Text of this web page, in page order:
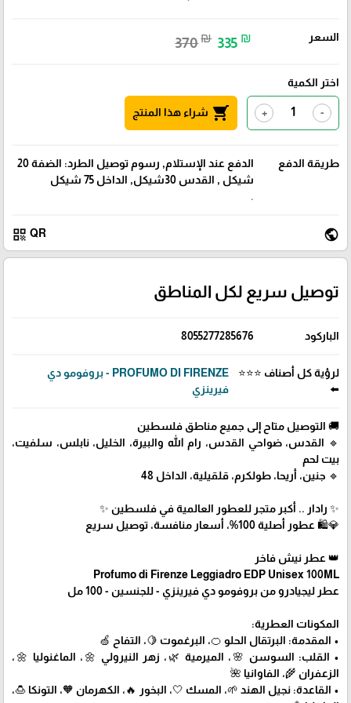
السعر 370₪ 335 ₪
اختر الكمية
-
+
shopping_cart شراء هذا المنتج
طريقة الدفع
الدفع عند الإستلام, رسوم توصيل الطرد: الضفة 20
شيكل , القدس 30شيكل, الداخل 75 شيكل
.
public
QR
qr_code
توصيل سريع لكل المناطق
الباركود 8055277285676
لرؤية كل أصناف ⭐⭐⭐
⬅️
PROFUMO DI FIRENZE - بروفومو دي
فيرينزي
🚚 التوصيل متاح إلى جميع مناطق فلسطين
🔹 القدس، ضواحي القدس، رام الله والبيرة، الخليل، نابلس، سلفيت،
بيت لحم
🔹 جنين، أريحا، طولكرم، قلقيلية، الداخل 48
✨ رادار .. أكبر متجر للعطور العالمية في فلسطين ✨
💎🛍️ عطور أصلية 100%، أسعار منافسة، توصيل سريع
👑 عطر نيش فاخر
Profumo di Firenze Leggiadro EDP Unisex 100ML
عطر ليجيادرو من بروفومو دي فيرينزي - للجنسين - 100 مل
المكونات العطرية:
• المقدمة: البرتقال الحلو 🍊، البرغموت 🍋، التفاح 🍏
• القلب: السوسن 🌸، الميرمية 🌿، زهر النيرولي 🌼، الماغنوليا 🌼،
الزعفران 🌾، الفاوانيا 🌺
• القاعدة: نجيل الهند 🌱، المسك 🤍، البخور 🔥، الكهرمان 🧡، التونكا 🍮،